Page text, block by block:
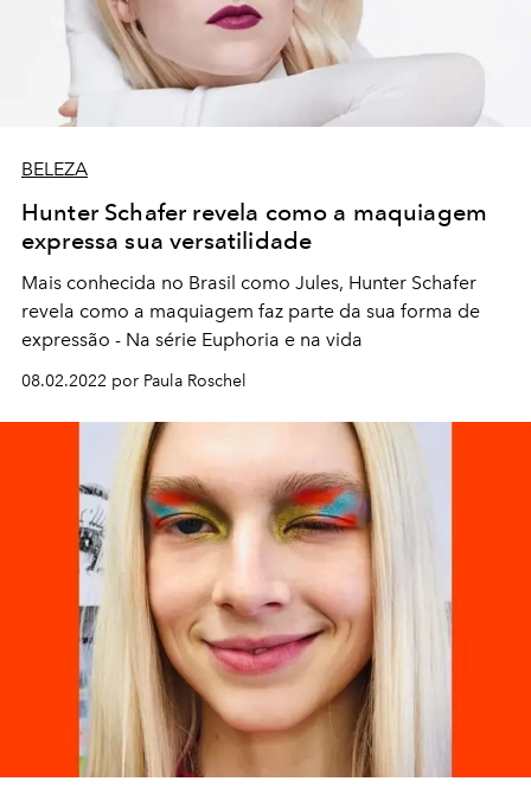
BELEZA
Hunter Schafer revela como a maquiagem
expressa sua versatilidade
Mais conhecida no Brasil como Jules, Hunter Schafer
revela como a maquiagem faz parte da sua forma de
expressão - Na série Euphoria e na vida
08.02.2022 por Paula Roschel